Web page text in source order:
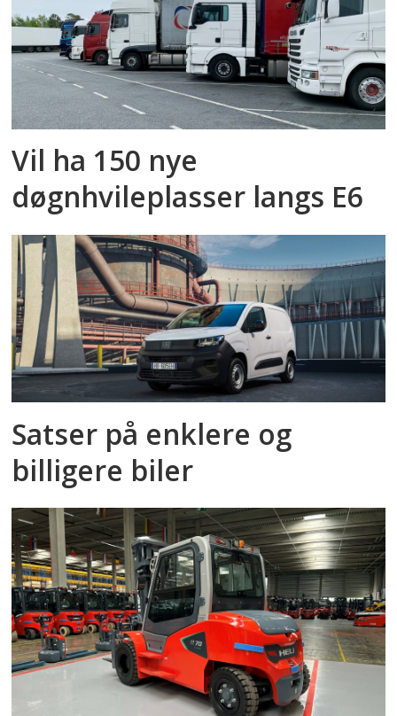
Vil ha 150 nye
døgnhvileplasser langs E6
Satser på enklere og
billigere biler